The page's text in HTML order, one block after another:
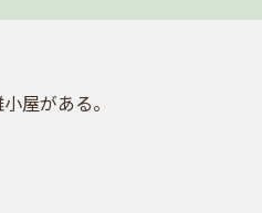
屋がある。